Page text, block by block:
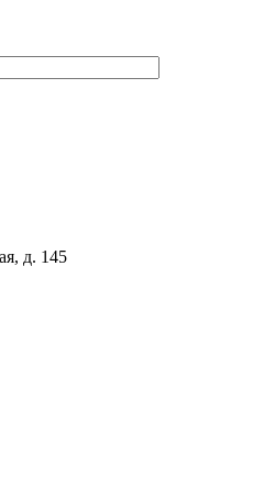
д. 145